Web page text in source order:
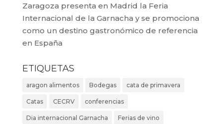
Zaragoza presenta en Madrid la Feria
Internacional de la Garnacha y se promociona
como un destino gastronómico de referencia
en España
ETIQUETAS
aragon alimentos Bodegas cata de primavera
Catas CECRV conferencias
Dia internacional Garnacha Ferias de vino